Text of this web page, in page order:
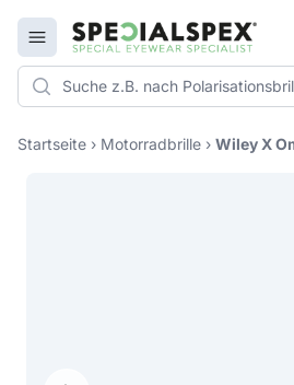
Open menu
Specialspex Logo
Startseite › Motorradbrille › Wiley X